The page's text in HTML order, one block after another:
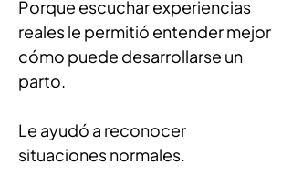
Porque escuchar experiencias
reales le permitió entender mejor
cómo puede desarrollarse un
parto.
Le ayudó a reconocer
situaciones normales.